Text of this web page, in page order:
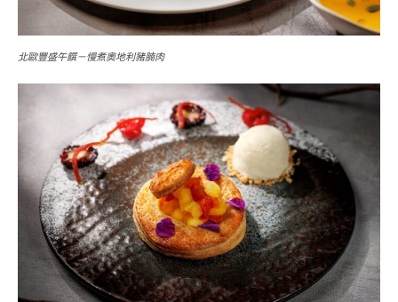
北歐豐盛午饌－慢煮奧地利豬腩肉